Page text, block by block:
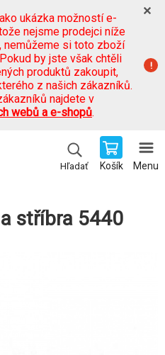
ukázka možností e-
nejsme prodejci níže
nemůžeme si toto zboží
by jste však chtěli
produktů zakoupit,
z našich zákazníků.
najdete v
webů a e-shopů.
Hľadať Košík Menu
stříbra 5440